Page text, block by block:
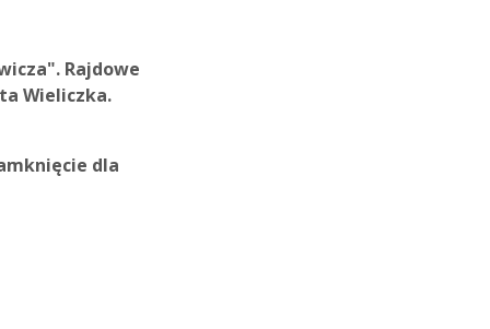
Rajdowe
Wieliczka.
dla